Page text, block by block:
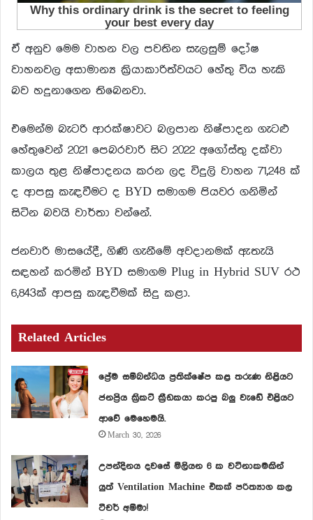
ඒ අනුව මෙම වාහන වල පවතින සැලසුම් දෝෂ
වාහනවල අසාමාන්‍ය ක්‍රියාකාරිත්වයට හේතු විය හැකි
බව හදුනාගෙන තිබෙනවා.
එමෙන්ම බැටරි ආරක්ෂාවට බලපාන නිෂ්පාදන ගැටළු
හේතුවෙන් 2021 පෙබරවාරි සිට 2022 අගෝස්තු දක්වා
කාලය තුළ නිෂ්පාදනය කරන ලද විදුලි වාහන 71,248 ක්
ද ආපසු කැඳවීමට ද BYD සමාගම පියවර ගනිමින්
සිටින බවයි වාර්තා වන්නේ.
ජනවාරි මාසයේදී, ගිණි ගැනීමේ අවදානමක් ඇතැයි
සඳහන් කරමින් BYD සමාගම Plug in Hybrid SUV රථ
6,843ක් ආපසු කැඳවීමක් සිදු කළා.
Related Articles
ප්‍රේම සම්බන්ධය ප්‍රතික්ෂේප කළ තරුණ නිළියට
ජනප්‍රිය ක්‍රිකට් ක්‍රීඩකයා කරපු බලු වැඩේ එළියට
ආවේ මෙහෙමයි.
March 30, 2026
උපන්දිනය දවසේ මිලියන 6 ක වටිනාකමකින්
යුත් Ventilation Machine එකක් පරිත්‍යාග කල
ටීචර් අම්මා!